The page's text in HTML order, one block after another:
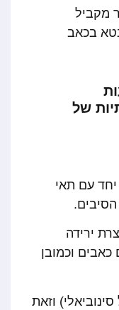
מקביל
בכאב
של
עם תאי
ירידה
וכמובן
וזאת